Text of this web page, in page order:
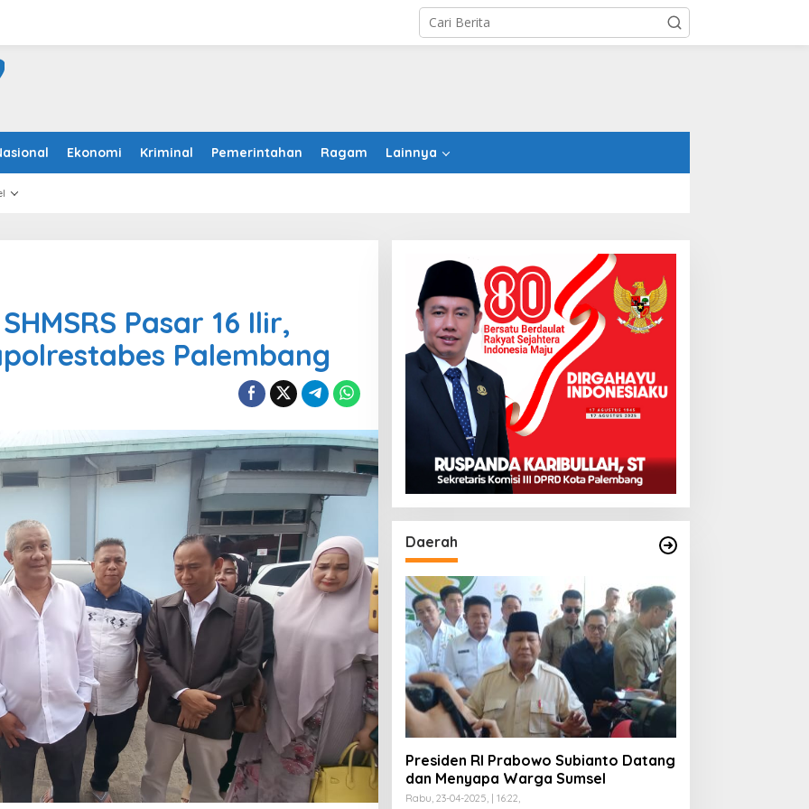
Ekonomi Kriminal Pemerintahan Ragam Lainnya
Pasar 16 Ilir,
Palembang
Daerah
Presiden RI Prabowo Subianto Datang
dan Menyapa Warga Sumsel
Rabu, 23-04-2025, | 16:22,